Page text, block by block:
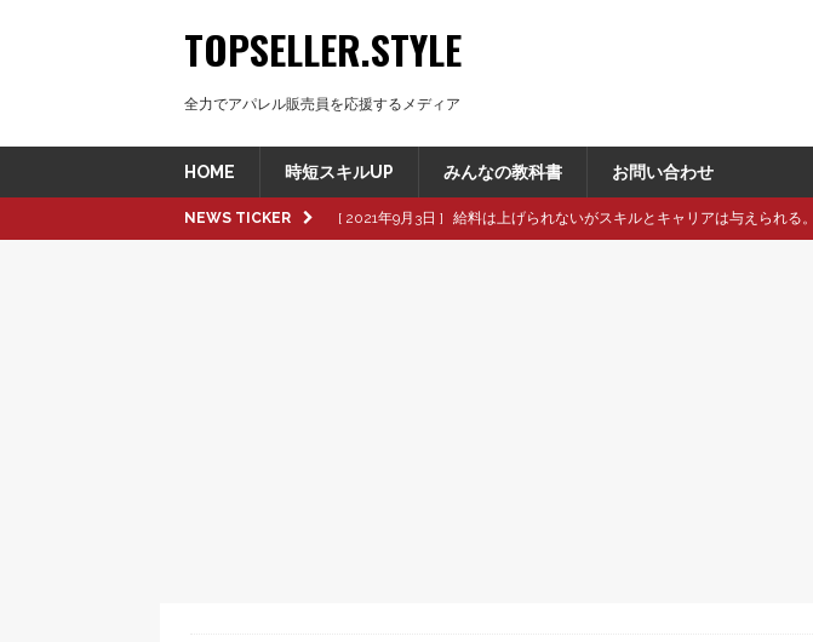
TOPSELLER.STYLE
全力でアパレル販売員を応援するメディア
HOME 時短スキルUP みんなの教科書 お問い合わせ
NEWS TICKER [ 2021年9月3日 ] 給料は上げられないがスキルとキャリアは与えられる。